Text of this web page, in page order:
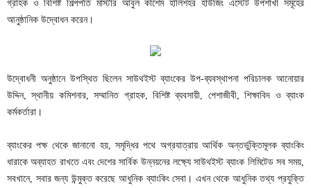
গ্রাহক ও বিশিষ্ট শিল্পপতি মাস্টার আবুল কাশেম হালিশহর হাউজিং এস্টেট উপশাখা সমূহের
আনুষ্ঠানিক উদ্বোধন করেন।
উদ্বোধনী অনুষ্ঠানে উপস্থিত ছিলেন সাউথইস্ট ব্যাংকের উপ-ব্যবস্থাপনা পরিচালক আনোয়ার
উদ্দিন, স্থানীয় কমিশনার, সম্মানিত গ্রাহক, বিশিষ্ট ব্যবসায়ী, পেশাজীবী, শিক্ষাবিদ ও ব্যাংক
কর্মকর্তারা।
ব্যাংকের পক্ষ থেকে জানানো হয়, সমৃদ্ধির পথে অগ্রযাত্রায় আর্থিক অন্তর্ভুক্তিমূলক ব্যাংকিং
ধারাকে অব্যাহত রাখতে এবং দেশের সার্বিক উন্নয়নের লক্ষ্যে সাউথইস্ট ব্যাংক লিমিটেড সব সময়,
সবখানে, সবার জন্য উন্মুক্ত করেছে আধুনিক ব্যাংকিং সেবা। এখন থেকে আধুনিক তথ্য প্রযুক্তি